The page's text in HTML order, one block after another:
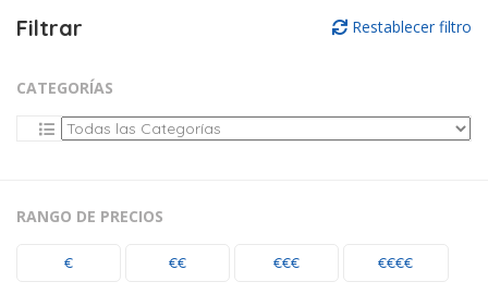
Filtrar Restablecer filtro
CATEGORÍAS
RANGO DE PRECIOS
€ €€ €€€ €€€€